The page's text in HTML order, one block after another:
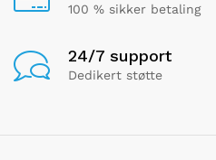
100 % sikker betaling
24/7 support
Dedikert støtte